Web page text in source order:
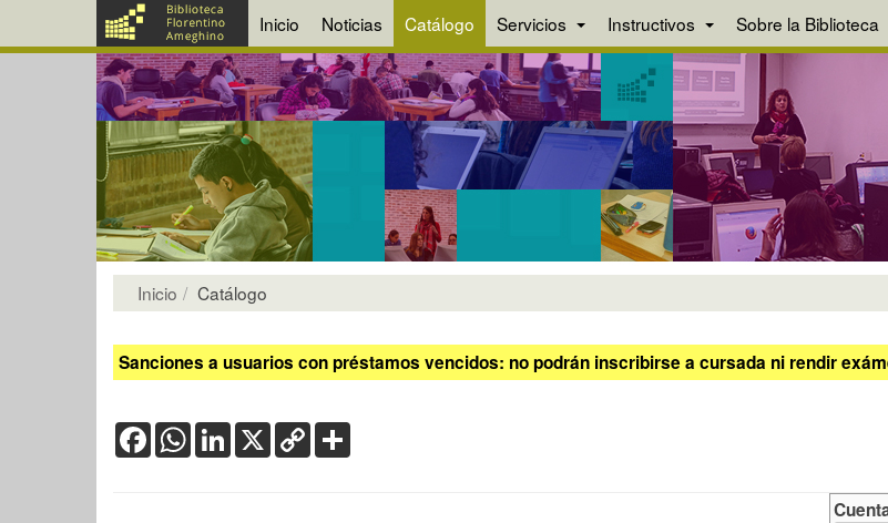
Inicio Noticias Catálogo Servicios Instructivos Sobre la Biblioteca
Inicio Catálogo
Sanciones a usuarios con préstamos vencidos: no podrán inscribirse a cursada ni rendir
FacebookWhatsApp
LinkedIn
X Copy
Link